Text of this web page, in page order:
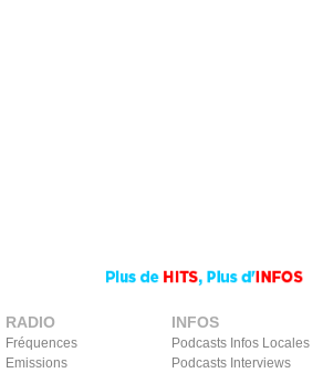
RADIO
Fréquences
Emissions
INFOS
Podcasts Infos Locales
Podcasts Interviews